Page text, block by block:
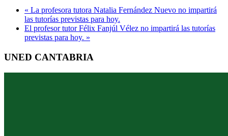
« La profesora tutora Natalia Fernández Nuevo no impartirá
las tutorías previstas para hoy.
El profesor tutor Félix Fanjúl Vélez no impartirá las tutorías
previstas para hoy. »
UNED CANTABRIA